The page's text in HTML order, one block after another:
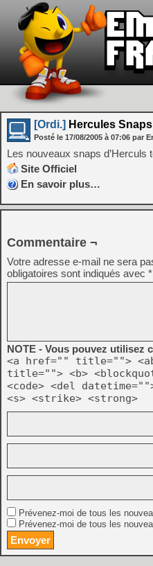
[Ordi.] Hercules
Posté le 17/08/2005 à 07:06 par
Les nouveaux snaps d’Herculs
Site Officiel
En savoir plus…
Commentaire ¬
Votre adresse e-mail ne sera
obligatoires sont indiqués avec *
NOTE - Vous pouvez utilisez
<a href="" title="">
title=""> <b>
<code> <del
<s> <strike> <strong>
Prévenez-moi de tous les
Prévenez-moi de tous les